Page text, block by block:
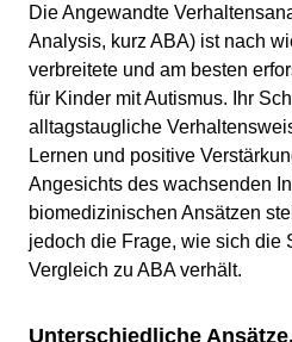
Die Angewandte
Analysis, kurz ABA) ist nach
verbreitete und am besten
für Kinder mit Autismus. Ihr
alltagstaugliche
Lernen und positive
Angesichts des wachsenden
biomedizinischen Ansätzen
jedoch die Frage, wie sich die
Vergleich zu ABA verhält.
Unterschiedliche